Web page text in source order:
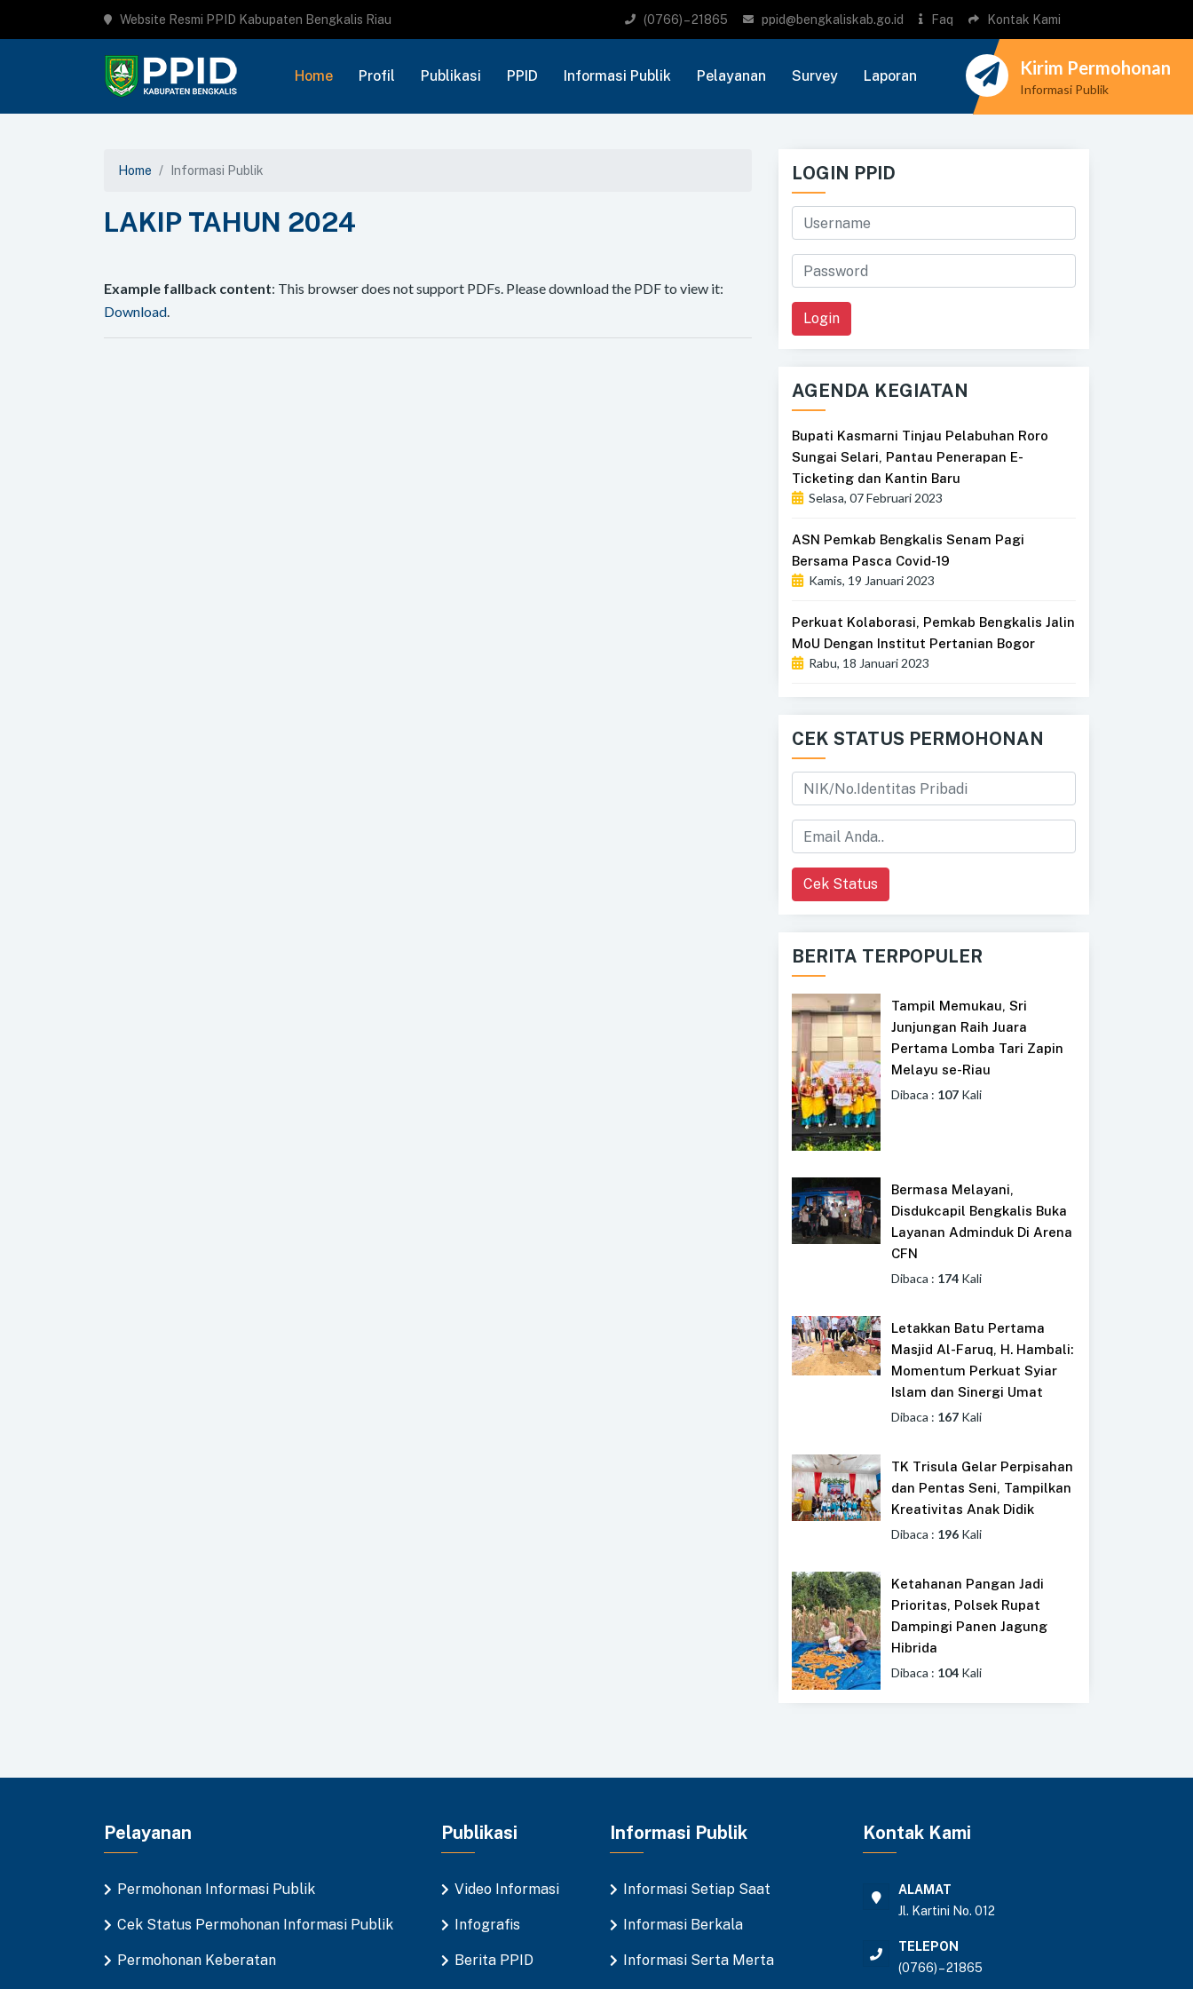
Website Resmi PPID Kabupaten Bengkalis Riau (0766) – 21865 ppid@bengkaliskab.go.id Faq Kontak Kami
Home Profil Publikasi PPID Informasi Publik Pelayanan Survey Laporan Kirim Permohonan
Informasi Publik
Home Informasi Publik
LAKIP TAHUN 2024
Example fallback content: This browser does not support PDFs. Please download the PDF to view it:
Download.
LOGIN PPID
Login
AGENDA KEGIATAN
Bupati Kasmarni Tinjau Pelabuhan Roro
Sungai Selari, Pantau Penerapan E-
Ticketing dan Kantin Baru
Selasa, 07 Februari 2023
ASN Pemkab Bengkalis Senam Pagi
Bersama Pasca Covid-19
Kamis, 19 Januari 2023
Perkuat Kolaborasi, Pemkab Bengkalis Jalin
MoU Dengan Institut Pertanian Bogor
Rabu, 18 Januari 2023
CEK STATUS PERMOHONAN
Cek Status
BERITA TERPOPULER
Tampil Memukau, Sri
Junjungan Raih Juara
Pertama Lomba Tari Zapin
Melayu se-Riau
Dibaca : 107 Kali
Bermasa Melayani,
Disdukcapil Bengkalis Buka
Layanan Adminduk Di Arena
CFN
Dibaca : 174 Kali
Letakkan Batu Pertama
Masjid Al-Faruq, H. Hambali:
Momentum Perkuat Syiar
Islam dan Sinergi Umat
Dibaca : 167 Kali
TK Trisula Gelar Perpisahan
dan Pentas Seni, Tampilkan
Kreativitas Anak Didik
Dibaca : 196 Kali
Ketahanan Pangan Jadi
Prioritas, Polsek Rupat
Dampingi Panen Jagung
Hibrida
Dibaca : 104 Kali
Pelayanan
Permohonan Informasi Publik
Cek Status Permohonan Informasi Publik
Permohonan Keberatan
Publikasi
Video Informasi
Infografis
Berita PPID
Informasi Publik
Informasi Setiap Saat
Informasi Berkala
Informasi Serta Merta
Kontak Kami
ALAMAT
Jl. Kartini No. 012
TELEPON
(0766) – 21865